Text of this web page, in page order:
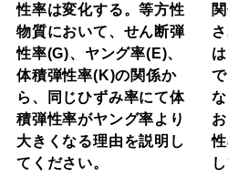
性率は変化する。等方性
物質において、せん断弾
性率(G)、ヤング率(E)、
体積弾性率(K)の関係か
ら、同じひずみ率にて体
積弾性率がヤング率より
大きくなる理由を説明し
てください。